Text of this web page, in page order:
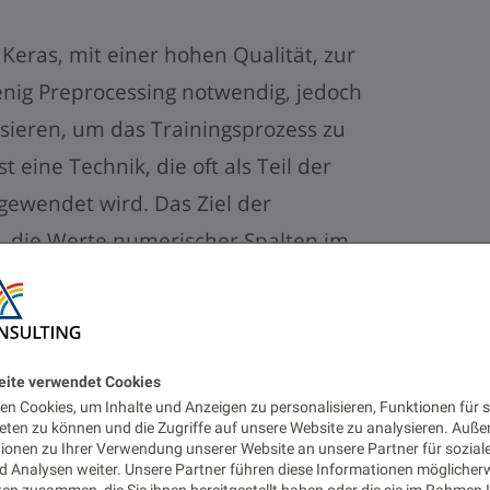
verwendet Cookies
Cookies, um Inhalte und Anzeigen zu personalisieren, Funktionen für
zu können und die Zugriffe auf unsere Website zu analysieren.
zu Ihrer Verwendung unserer Website an unsere Partner für
Analysen weiter. Unsere Partner führen diese Informationen
mit einer hohen Qualität, zur
Preprocessing notwendig, jedoch
um das Trainingsprozess zu
eine Technik, die oft als Teil der
wird. Das Ziel der
Werte numerischer Spalten im
gemeinsame Skala verwendet wird,
zu verzerren oder
Normalisierung ist auch für einige
Daten korrekt zu modellieren. Wir
der von SageMaker angeboten
zu benutzen, um die Werte zu